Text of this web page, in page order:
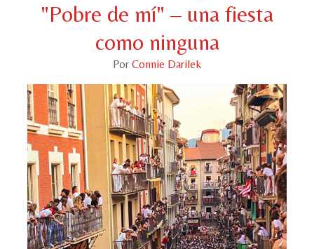
"Pobre de mí" – una fiesta
como ninguna
Por Connie Darilek